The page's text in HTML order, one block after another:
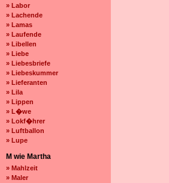
» Labor
» Lachende
» Lamas
» Laufende
» Libellen
» Liebe
» Liebesbriefe
» Liebeskummer
» Lieferanten
» Lila
» Lippen
» L�we
» Lokf�hrer
» Luftballon
» Lupe
M wie Martha
» Mahlzeit
» Maler